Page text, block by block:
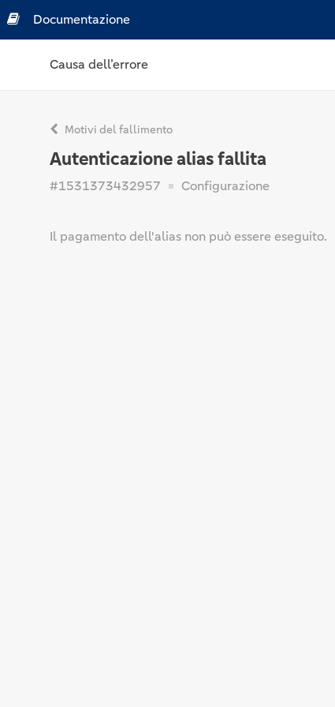
Documentazione
Causa dell’errore
Motivi del fallimento
Autenticazione alias fallita
#1531373432957 Configurazione
Il pagamento dell'alias non può essere eseguito.